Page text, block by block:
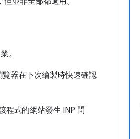
。
器在下次繪製時快速確認
程式的網站發生 INP 問